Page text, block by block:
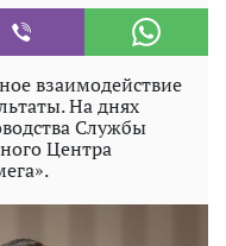
взаимодействие
На днях
Службы
Центра